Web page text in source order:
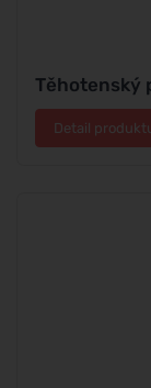
Těhotenský
Detail